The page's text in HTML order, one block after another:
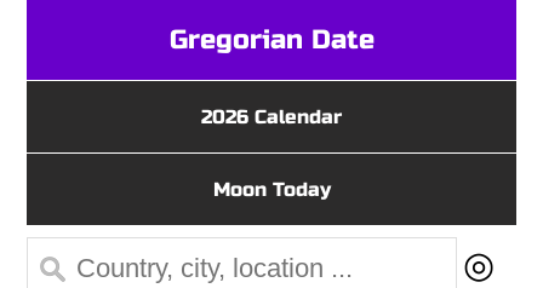
Gregorian Date
2026 Calendar
Moon Today
◎